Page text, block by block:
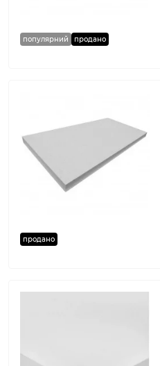
популярний продано
продано